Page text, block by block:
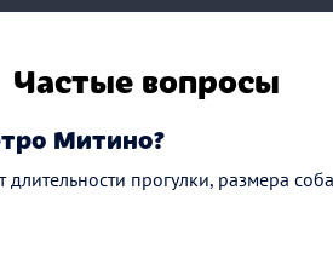
Частые вопросы
Митино?
прогулки, размера